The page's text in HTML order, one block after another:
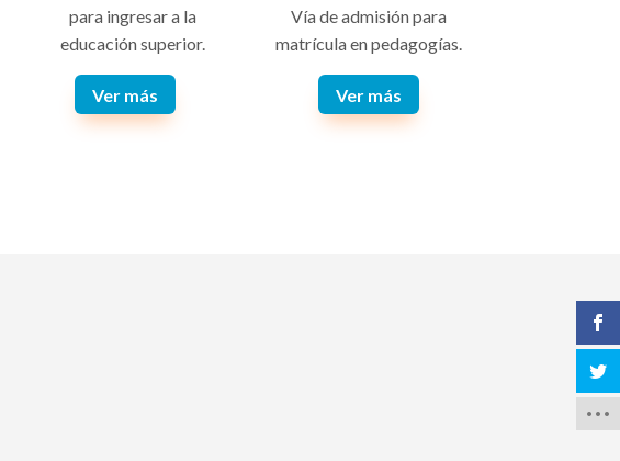
para ingresar a la
educación superior.
Ver más
Vía de admisión para
matrícula en pedagogías.
Ver más